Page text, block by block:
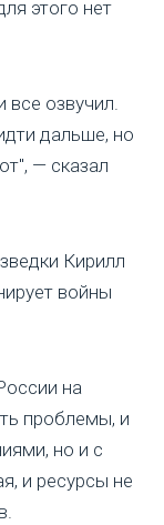
этого нет
озвучил.
дальше, но
— сказал
Кирилл
войны
на
проблемы, и
но и с
и ресурсы не